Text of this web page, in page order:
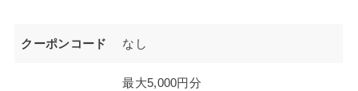
クーポンコード なし
最大5,000円分